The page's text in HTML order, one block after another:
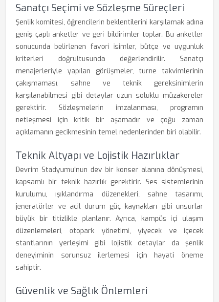
Sanatçı Seçimi ve Sözleşme Süreçleri
Şenlik komitesi, öğrencilerin beklentilerini karşılamak adına
geniş çaplı anketler ve geri bildirimler toplar. Bu anketler
sonucunda belirlenen favori isimler, bütçe ve uygunluk
kriterleri doğrultusunda değerlendirilir. Sanatçı
menajerleriyle yapılan görüşmeler, turne takvimlerinin
çakışmaması, sahne ve teknik gereksinimlerin
karşılanabilmesi gibi detaylar uzun soluklu müzakereler
gerektirir. Sözleşmelerin imzalanması, programın
netleşmesi için kritik bir aşamadır ve çoğu zaman
açıklamanın gecikmesinin temel nedenlerinden biri olabilir.
Teknik Altyapı ve Lojistik Hazırlıklar
Devrim Stadyumu'nun dev bir konser alanına dönüşmesi,
kapsamlı bir teknik hazırlık gerektirir. Ses sistemlerinin
kurulumu, ışıklandırma düzenekleri, sahne tasarımı,
jeneratörler ve acil durum güç kaynakları gibi unsurlar
büyük bir titizlikle planlanır. Ayrıca, kampüs içi ulaşım
düzenlemeleri, otopark yönetimi, yiyecek ve içecek
stantlarının yerleşimi gibi lojistik detaylar da şenlik
deneyiminin sorunsuz ilerlemesi için hayati öneme
sahiptir.
Güvenlik ve Sağlık Önlemleri